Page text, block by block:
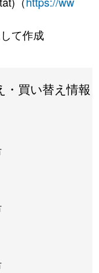
て作成
・買い替え情報